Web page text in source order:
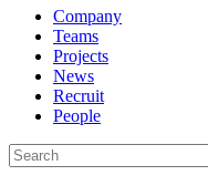
Company
Teams
Projects
News
Recruit
People